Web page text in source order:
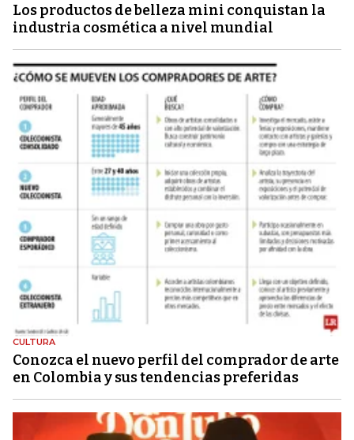
Los productos de belleza mini conquistan la
industria cosmética a nivel mundial
CULTURA
Conozca el nuevo perfil del comprador de arte
en Colombia y sus tendencias preferidas